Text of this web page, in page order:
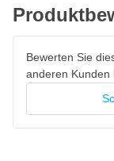
Bewerten Sie
anderen Kunden